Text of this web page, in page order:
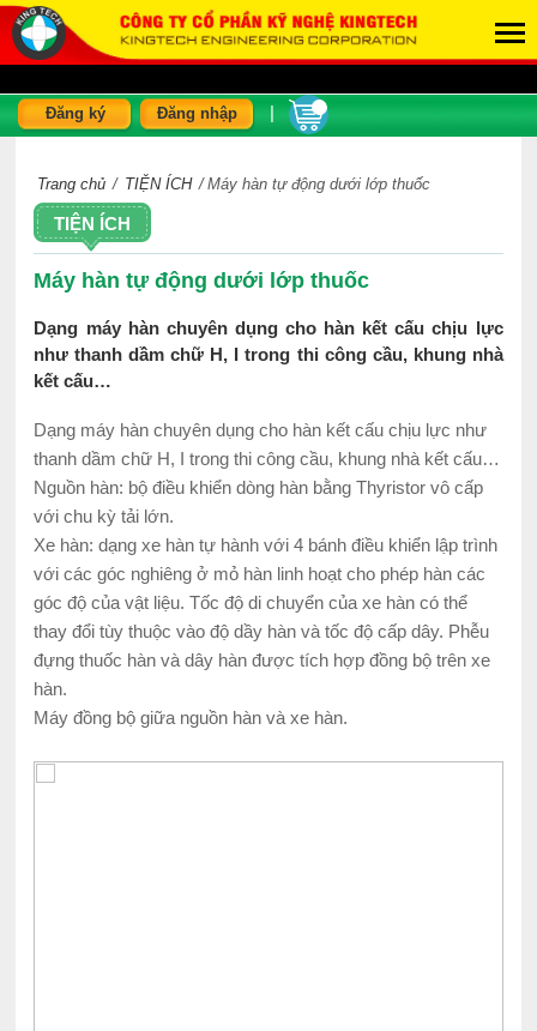
Đăng ký Đăng nhập
Trang chủ / TIỆN ÍCH / Máy hàn tự động dưới lớp thuốc
TIỆN ÍCH
Máy hàn tự động dưới lớp thuốc
Dạng máy hàn chuyên dụng cho hàn kết cấu chịu lực
như thanh dầm chữ H, I trong thi công cầu, khung nhà
kết cấu…
Dạng máy hàn chuyên dụng cho hàn kết cấu chịu lực như
thanh dầm chữ H, I trong thi công cầu, khung nhà kết cấu…
Nguồn hàn: bộ điều khiển dòng hàn bằng Thyristor vô cấp
với chu kỳ tải lớn.
Xe hàn: dạng xe hàn tự hành với 4 bánh điều khiển lập trình
với các góc nghiêng ở mỏ hàn linh hoạt cho phép hàn các
góc độ của vật liệu. Tốc độ di chuyển của xe hàn có thể
thay đổi tùy thuộc vào độ dầy hàn và tốc độ cấp dây. Phễu
đựng thuốc hàn và dây hàn được tích hợp đồng bộ trên xe
hàn.
Máy đồng bộ giữa nguồn hàn và xe hàn.